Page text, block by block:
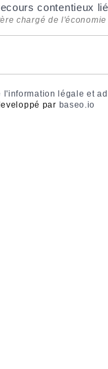
contentieux
chargé de l'économie
l'information légale et
par baseo.io